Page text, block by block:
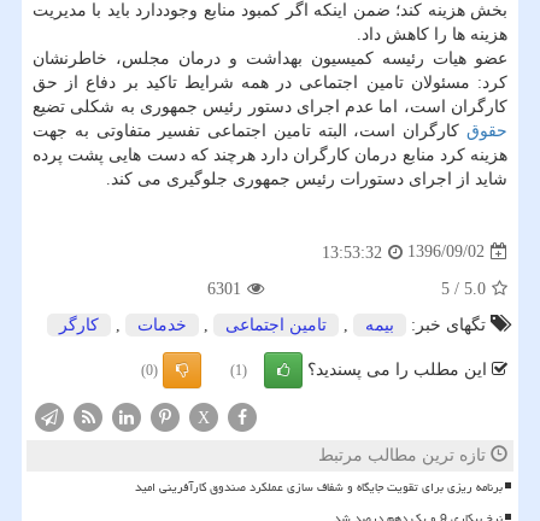
بخش هزینه كند؛ ضمن اینكه اگر كمبود منابع وجوددارد باید با مدیریت
هزینه ها را كاهش داد.
عضو هیات رئیسه كمیسیون بهداشت و درمان مجلس، خاطرنشان
كرد: مسئولان تامین اجتماعی در همه شرایط تاكید بر دفاع از حق
كارگران است، اما عدم اجرای دستور رئیس جمهوری به شكلی تضیع
حقوق كارگران است، البته تامین اجتماعی تفسیر متفاوتی به جهت
هزینه كرد منابع درمان كارگران دارد هرچند كه دست هایی پشت پرده
شاید از اجرای دستورات رئیس جمهوری جلوگیری می كند.
1396/09/02
13:53:32
5.0
/
5
6301
تگهای خبر:
بیمه تامین اجتماعی خدمات كارگر
این مطلب را می پسندید؟ (1)
(0)
X
تازه ترین مطالب مرتبط
برنامه ریزی برای تقویت جایگاه و شفاف سازی عملکرد صندوق کارآفرینی امید